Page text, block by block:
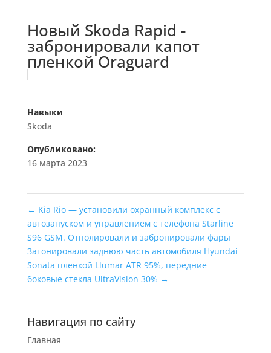
Новый Skoda Rapid -
забронировали капот
пленкой Oraguard
Навыки
Skoda
Опубликовано:
16 марта 2023
← Kia Rio — установили охранный комплекс с
автозапуском и управлением с телефона Starline
S96 GSM. Отполировали и забронировали фары
Затонировали заднюю часть автомобиля Hyundai
Sonata пленкой Llumar ATR 95%, передние
боковые стекла UltraVision 30% →
Навигация по сайту
Главная